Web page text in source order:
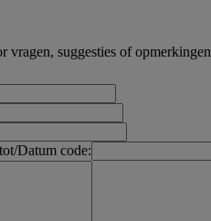
vragen, suggesties of opmerkingen
Datum code: